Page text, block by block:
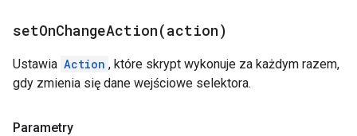
setOnChangeAction(action)
Ustawia Action , które skrypt wykonuje za każdym razem,
gdy zmienia się dane wejściowe selektora.
Parametry